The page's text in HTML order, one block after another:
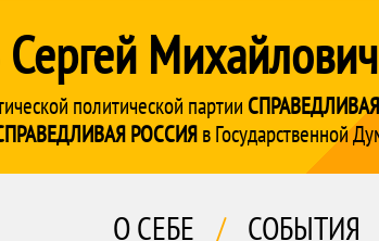
Михайлович
политической партии
РОССИЯв Государственной
О СЕБЕ / СОБЫТИЯ